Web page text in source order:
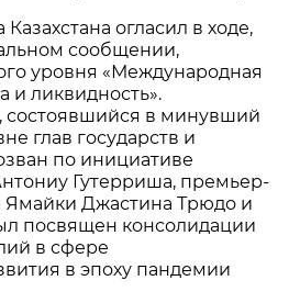
огласил в ходе,
сообщении,
уровня «Международная
и ликвидность».
состоявшийся в минувший
глав государств и
по инициативе
Гутерриша, премьер-
Джастина Трюдо и
посвящен консолидации
в сфере
в эпоху пандемии